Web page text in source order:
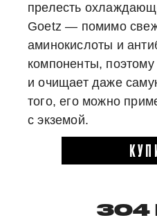
прелесть
Goetz — помимо
аминокислоты и
компоненты,
и очищает даже
того, его можно
с экземой.
304